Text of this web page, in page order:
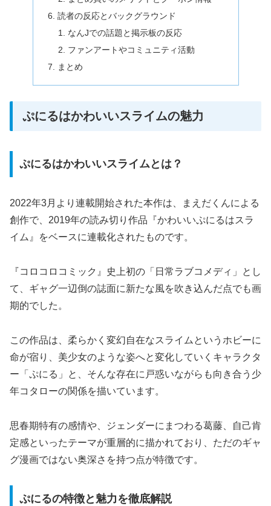
読者の反応とバックグラウンド
なんJでの話題と掲示板の反応
ファンアートやコミュニティ活動
まとめ
ぷにるはかわいいスライムの魅力
ぷにるはかわいいスライムとは？
2022年3月より連載開始された本作は、まえだくんによる
創作で、2019年の読み切り作品『かわいいぷにるはスラ
イム』をベースに連載化されたものです。
『コロコロコミック』史上初の「日常ラブコメディ」とし
て、ギャグ一辺倒の誌面に新たな風を吹き込んだ点でも画
期的でした。
この作品は、柔らかく変幻自在なスライムというホビーに
命が宿り、美少女のような姿へと変化していくキャラクタ
ー「ぷにる」と、そんな存在に戸惑いながらも向き合う少
年コタローの関係を描いています。
思春期特有の感情や、ジェンダーにまつわる葛藤、自己肯
定感といったテーマが重層的に描かれており、ただのギャ
グ漫画ではない奥深さを持つ点が特徴です。
ぷにるの特徴と魅力を徹底解説